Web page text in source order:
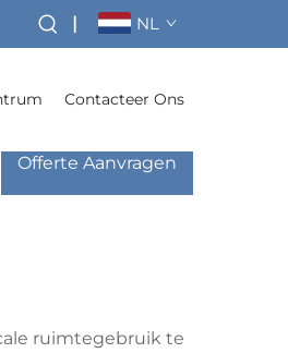
| NL
Contacteer Ons
Offerte Aanvragen
ruimtegebruik te